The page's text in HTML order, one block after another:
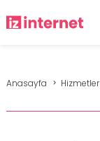
Anasayfa Hizmetler